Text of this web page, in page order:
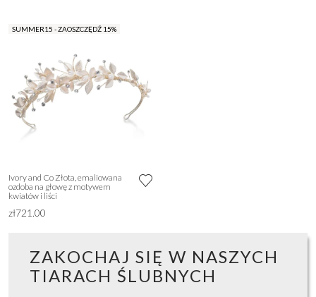
SUMMER15 - ZAOSZCZĘDŹ 15%
Ivory and Co Złota, emaliowana
ozdoba na głowę z motywem
kwiatów i liści
zł721.00
ZAKOCHAJ SIĘ W NASZYCH
TIARACH ŚLUBNYCH